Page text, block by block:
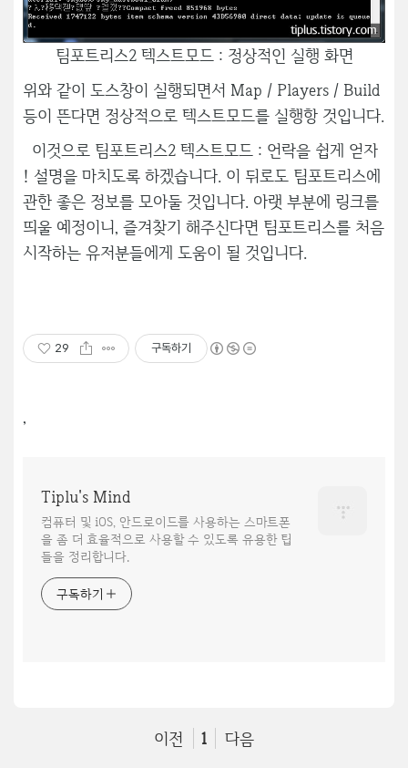
팀포트리스2 텍스트모드 : 정상적인 실행 화면
위와 같이 도스창이 실행되면서 Map / Players / Build
등이 뜬다면 정상적으로 텍스트모드를 실행항 것입니다.
이것으로 팀포트리스2 텍스트모드 : 언락을 쉽게 얻자
! 설명을 마치도록 하겠습니다. 이 뒤로도 팀포트리스에
관한 좋은 정보를 모아둘 것입니다. 아랫 부분에 링크를
띄울 예정이니, 즐겨찾기 해주신다면 팀포트리스를 처음
시작하는 유저분들에게 도움이 될 것입니다.
29 구독하기
,
Tiplu's Mind
컴퓨터 및 iOS, 안드로이드를 사용하는 스마트폰
을 좀 더 효율적으로 사용할 수 있도록 유용한 팁
들을 정리합니다.
구독하기
이전 1 다음